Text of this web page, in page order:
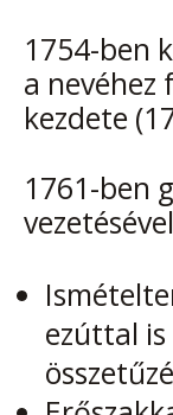
1754-ben
a nevéhez
kezdete
1761-ben
ezúttal